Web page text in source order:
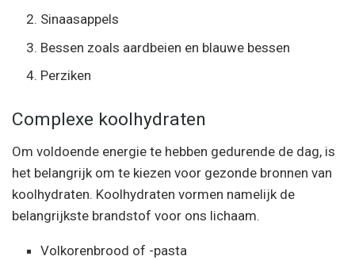
Sinaasappels
Bessen zoals aardbeien en blauwe bessen
Perziken
Complexe koolhydraten
Om voldoende energie te hebben gedurende de dag, is
het belangrijk om te kiezen voor gezonde bronnen van
koolhydraten. Koolhydraten vormen namelijk de
belangrijkste brandstof voor ons lichaam.
Volkorenbrood of -pasta